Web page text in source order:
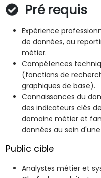
Pré requis
Expérience
de données, au
métier.
Compétences
(fonctions de
graphiques de base).
Connaissances du
des indicateurs clés
domaine métier et
données au sein
Public cible
Analystes métier et